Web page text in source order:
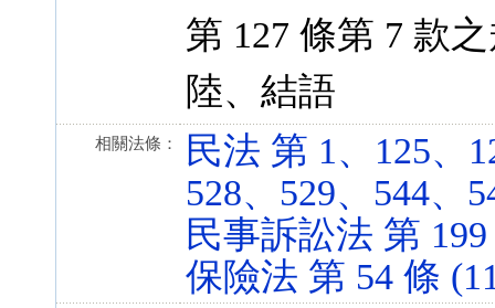
第 127 條第 7 款
陸、結語
相關法條：
民法 第 1、125、
528、529、544、
民事訴訟法 第
保險法 第 54 條